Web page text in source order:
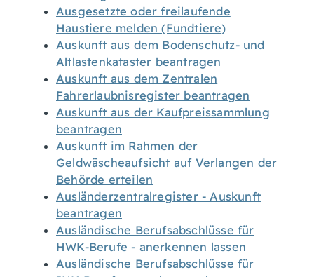
Ausgesetzte oder freilaufende
Haustiere melden (Fundtiere)
Auskunft aus dem Bodenschutz- und
Altlastenkataster beantragen
Auskunft aus dem Zentralen
Fahrerlaubnisregister beantragen
Auskunft aus der Kaufpreissammlung
beantragen
Auskunft im Rahmen der
Geldwäscheaufsicht auf Verlangen der
Behörde erteilen
Ausländerzentralregister - Auskunft
beantragen
Ausländische Berufsabschlüsse für
HWK-Berufe - anerkennen lassen
Ausländische Berufsabschlüsse für